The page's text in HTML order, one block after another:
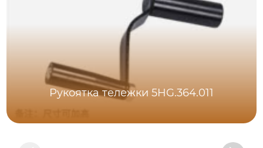
Рукоятка тележки 5HG.364.011